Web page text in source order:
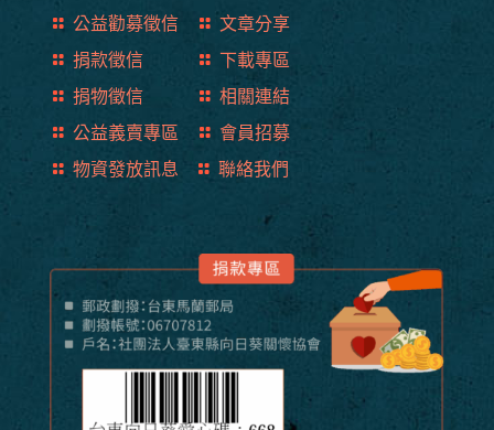
公益勸募徵信
文章分享
捐款徵信
下載專區
捐物徵信
相關連結
公益義賣專區
會員招募
物資發放訊息
聯絡我們